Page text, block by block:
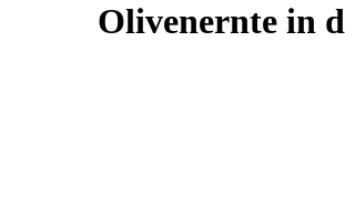
Olivenernte in